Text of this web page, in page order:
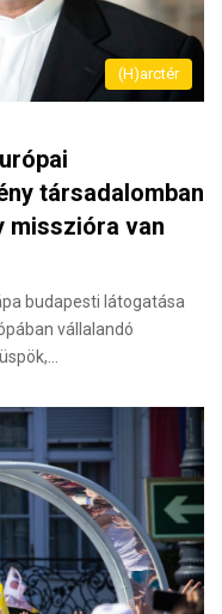
(H)arctér
társadalomban
misszióra van
budapesti látogatása
vállalandó